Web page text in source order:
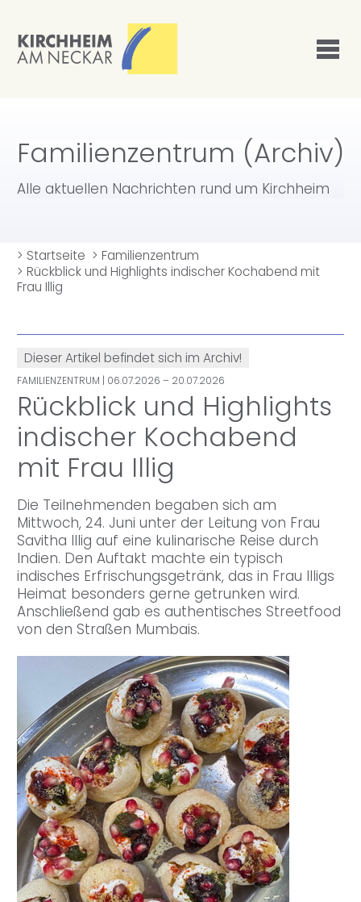
Familienzentrum (Archiv)
Alle aktuellen Nachrichten rund um Kirchheim
> Startseite > Familienzentrum
> Rückblick und Highlights indischer Kochabend mit
Frau Illig
Dieser Artikel befindet sich im Archiv!
FAMILIENZENTRUM | 06.07.2026 – 20.07.2026
Rückblick und Highlights
indischer Kochabend
mit Frau Illig
Die Teilnehmenden begaben sich am
Mittwoch, 24. Juni unter der Leitung von Frau
Savitha Illig auf eine kulinarische Reise durch
Indien. Den Auftakt machte ein typisch
indisches Erfrischungsgetränk, das in Frau Illigs
Heimat besonders gerne getrunken wird.
Anschließend gab es authentisches Streetfood
von den Straßen Mumbais.